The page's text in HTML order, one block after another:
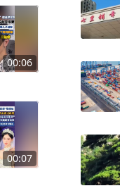
00:06
00:07